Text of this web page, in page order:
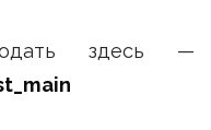
здесь —